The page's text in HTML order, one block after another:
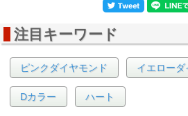
▲正面画像 黒い背景で撮影しまし
注目キーワード
ピンクダイヤモンド イエローダ
Dカラー ハート